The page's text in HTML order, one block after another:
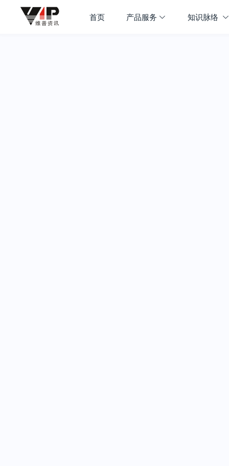
首页 产品服务 知识脉络